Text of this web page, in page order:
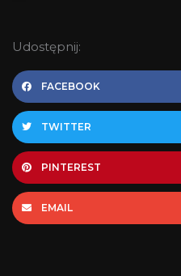
Udostępnij:
FACEBOOK
TWITTER
PINTEREST
EMAIL